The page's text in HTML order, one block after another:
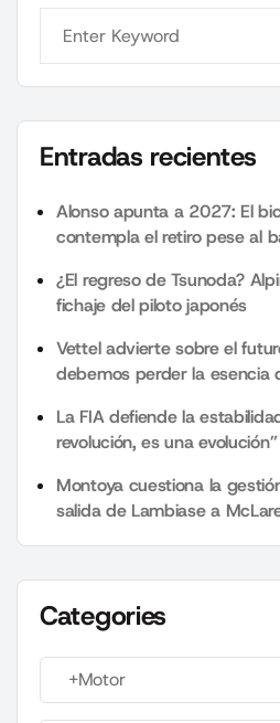
Entradas recientes
Alonso apunta a 2027: El
contempla el retiro pese al
¿El regreso de Tsunoda?
fichaje del piloto japonés
Vettel advierte sobre el
debemos perder la esencia
La FIA defiende la
revolución, es una evolución”
Montoya cuestiona la
salida de Lambiase a
Categories
+Motor